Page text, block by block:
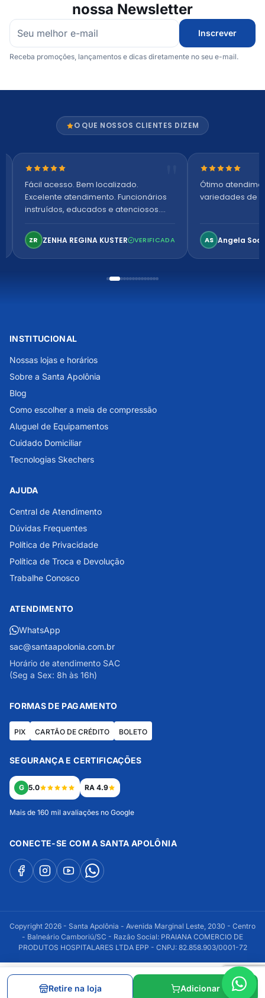
nossa Newsletter
Inscrever
Receba promoções, lançamentos e dicas diretamente no seu e-mail.
O QUE NOSSOS CLIENTES DIZEM
Nota 5 de 5 estrelas
Fácil acesso. Bem localizado.
Excelente atendimento. Funcionários
instruídos, educados e atenciosos.
confortável. Perfeito!
ZR ZENHA REGINA KUSTER VERIFICADA
Nota 5 de 5
Ótimo
variedades de
AS Angela
INSTITUCIONAL
Nossas lojas e horários
Sobre a Santa Apolônia
Blog
Como escolher a meia de compressão
Aluguel de Equipamentos
Cuidado Domiciliar
Tecnologias Skechers
AJUDA
Central de Atendimento
Dúvidas Frequentes
Política de Privacidade
Política de Troca e Devolução
Trabalhe Conosco
ATENDIMENTO
WhatsApp
sac@santaapolonia.com.br
Horário de atendimento SAC
(Seg a Sex: 8h às 16h)
FORMAS DE PAGAMENTO
PIX CARTÃO DE CRÉDITO BOLETO
SEGURANÇA E CERTIFICAÇÕES
G 5.0 RA 4.9
Mais de 160 mil avaliações no Google
CONECTE-SE COM A SANTA APOLÔNIA
Copyright 2026 - Santa Apolônia - Avenida Marginal Leste, 2030 - Centro
- Balneário Camboriú/SC - Razão Social: PRAIANA COMERCIO DE
PRODUTOS HOSPITALARES LTDA EPP - CNPJ: 82.858.903/0001-72
Retire na loja Adicionar